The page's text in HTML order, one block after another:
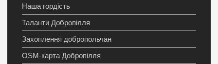
Наша гордість
Таланти Добропілля
Захоплення добропольчан
OSM-карта Добропілля